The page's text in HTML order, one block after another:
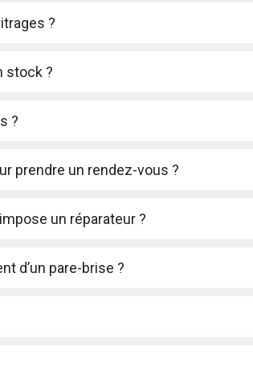
?
stock ?
?
prendre un rendez-vous ?
un réparateur ?
d’un pare-brise ?